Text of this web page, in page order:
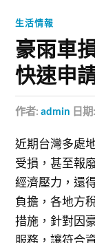
生活情報
豪雨車
快速申
作者:admin 日期:
近期台灣多處
受損，甚至報
經濟壓力，還
負擔，各地方
措施，針對因
服務，讓符合